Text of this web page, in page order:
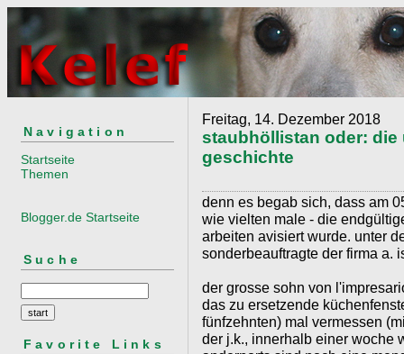
Navigation
Startseite
Themen
Blogger.de Startseite
Suche
Favorite Links
Freitag, 14. Dezember 2018
staubhöllistan oder: die
geschichte
denn es begab sich, dass am
wie vielten male - die
arbeiten avisiert wurde. unter
sonderbeauftragte der firma a.
der grosse sohn von
das zu ersetzende
fünfzehnten) mal vermessen
der j.k., innerhalb einer woche